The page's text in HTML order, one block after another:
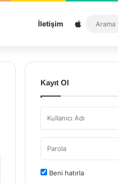
İletişim Sitemap
Kayıt Ol
Beni hatırla